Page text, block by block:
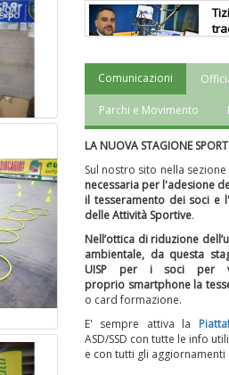
La
a
Comunicazioni
Parchi e Movimento
LA NUOVA STAGIONE
Sul nostro sito nella sezione
necessaria per l'adesione
il tesseramento dei soci e
delle Attività Sportive.
Nell’ottica di riduzione
ambientale, da questa
UISP per i soci per
proprio smartphone la
o card formazione.
E' sempre attiva la
ASD/SSD con tutte le info
e con tutti gli